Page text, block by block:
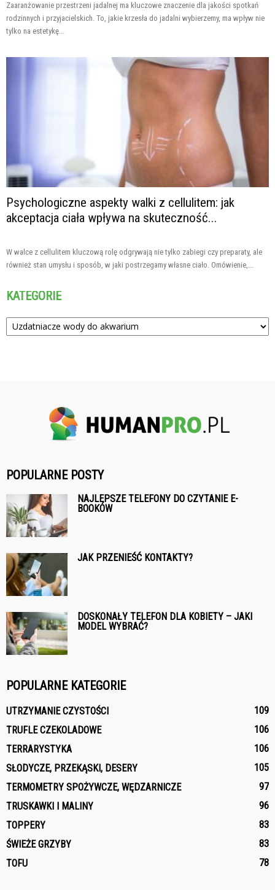
Zaaranżowanie przestrzeni jadalnej ma kluczowe znaczenie dla jakości spotkań
rodzinnych i przyjacielskich. To, jakie krzesła do jadalni wybierzemy, ma wpływ nie
tylko na estetykę...
Psychologiczne aspekty walki z cellulitem: jak
akceptacja ciała wpływa na skuteczność...
W walce z cellulitem kluczową rolę odgrywają nie tylko zabiegi czy preparaty, ale
również stan umysłu i sposób, w jaki postrzegamy własne ciało. Omówienie,...
KATEGORIE
Kategorie
POPULARNE POSTY
NAJLEPSZE TELEFONY DO CZYTANIE E-
BOOKÓW
JAK PRZENIEŚĆ KONTAKTY?
DOSKONAŁY TELEFON DLA KOBIETY – JAKI
MODEL WYBRAĆ?
POPULARNE KATEGORIE
UTRZYMANIE CZYSTOŚCI
109
TRUFLE CZEKOLADOWE
106
TERRARYSTYKA
106
SŁODYCZE, PRZEKĄSKI, DESERY
105
TERMOMETRY SPOŻYWCZE, WĘDZARNICZE
97
TRUSKAWKI I MALINY
96
TOPPERY
83
ŚWIEŻE GRZYBY
83
TOFU
78